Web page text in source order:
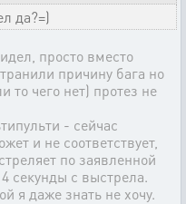
да?=)
просто вместо
причину бага но
то чего нет) протез не
- сейчас
и не соответствует,
по заявленной
секунды с выстрела.
я даже знать не хочу.